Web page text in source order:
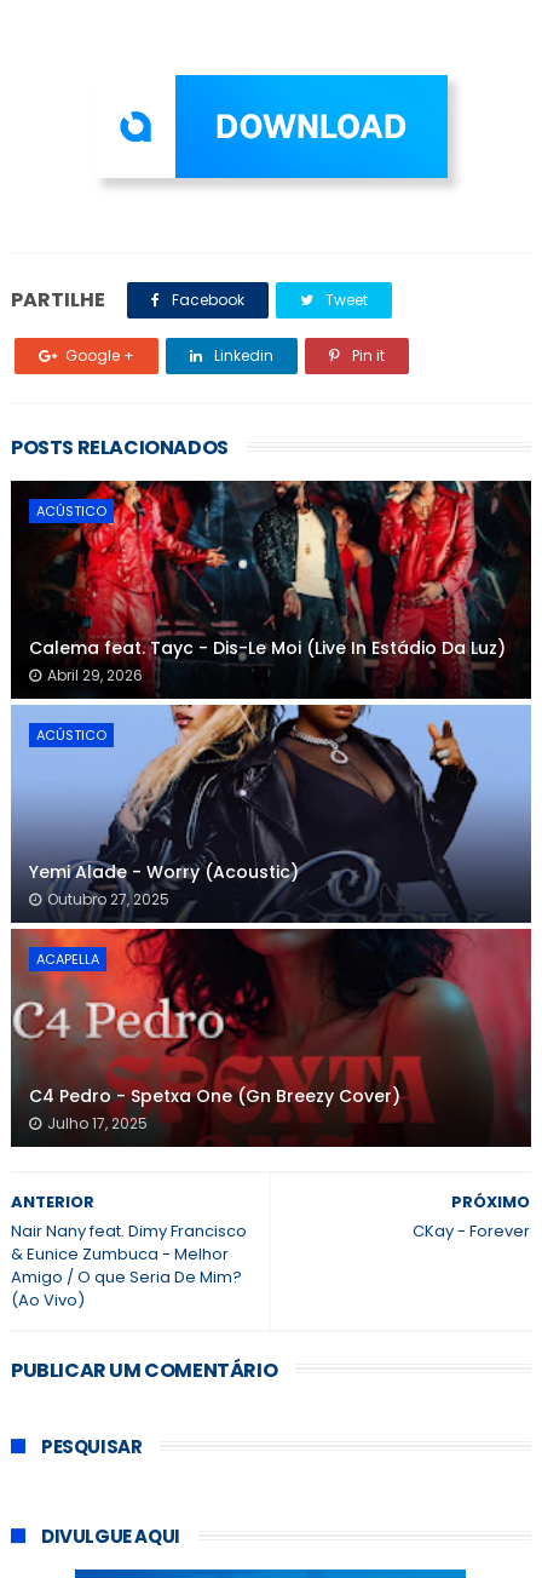
PARTILHE Facebook Tweet
Google + Linkedin Pin it
POSTS RELACIONADOS
ACÚSTICO
Calema feat. Tayc - Dis-Le Moi (Live In Estádio Da Luz)
Abril 29, 2026
ACÚSTICO
Yemi Alade - Worry (Acoustic)
Outubro 27, 2025
ACAPELLA
C4 Pedro - Spetxa One (Gn Breezy Cover)
Julho 17, 2025
PRÓXIMO
CKay - Forever
ANTERIOR
Nair Nany feat. Dimy Francisco
& Eunice Zumbuca - Melhor
Amigo / O que Seria De Mim?
(Ao Vivo)
PUBLICAR UM COMENTÁRIO
PESQUISAR
DIVULGUE AQUI